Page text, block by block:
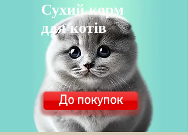
Сухий корм
для котів
До покупок